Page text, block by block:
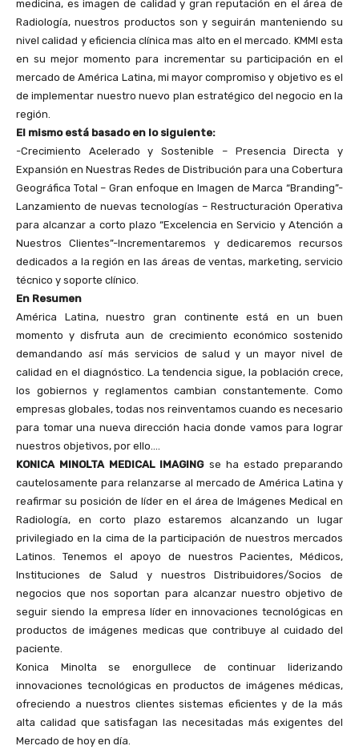
medicina, es imagen de calidad y gran reputación en el área de
Radiología, nuestros productos son y seguirán manteniendo su
nivel calidad y eficiencia clínica mas alto en el mercado. KMMI esta
en su mejor momento para incrementar su participación en el
mercado de América Latina, mi mayor compromiso y objetivo es el
de implementar nuestro nuevo plan estratégico del negocio en la
región.
El mismo está basado en lo siguiente:
-Crecimiento Acelerado y Sostenible – Presencia Directa y
Expansión en Nuestras Redes de Distribución para una Cobertura
Geográfica Total – Gran enfoque en Imagen de Marca “Branding”-
Lanzamiento de nuevas tecnologías – Restructuración Operativa
para alcanzar a corto plazo “Excelencia en Servicio y Atención a
Nuestros Clientes”-Incrementaremos y dedicaremos recursos
dedicados a la región en las áreas de ventas, marketing, servicio
técnico y soporte clínico.
En Resumen
América Latina, nuestro gran continente está en un buen
momento y disfruta aun de crecimiento económico sostenido
demandando así más servicios de salud y un mayor nivel de
calidad en el diagnóstico. La tendencia sigue, la población crece,
los gobiernos y reglamentos cambian constantemente. Como
empresas globales, todas nos reinventamos cuando es necesario
para tomar una nueva dirección hacia donde vamos para lograr
nuestros objetivos, por ello….
KONICA MINOLTA MEDICAL IMAGINGse ha estado preparando
cautelosamente para relanzarse al mercado de América Latina y
reafirmar su posición de líder en el área de Imágenes Medical en
Radiología, en corto plazo estaremos alcanzando un lugar
privilegiado en la cima de la participación de nuestros mercados
Latinos. Tenemos el apoyo de nuestros Pacientes, Médicos,
Instituciones de Salud y nuestros Distribuidores/Socios de
negocios que nos soportan para alcanzar nuestro objetivo de
seguir siendo la empresa líder en innovaciones tecnológicas en
productos de imágenes medicas que contribuye al cuidado del
paciente.
Konica Minolta se enorgullece de continuar liderizando
innovaciones tecnológicas en productos de imágenes médicas,
ofreciendo a nuestros clientes sistemas eficientes y de la más
alta calidad que satisfagan las necesitadas más exigentes del
Mercado de hoy en día.